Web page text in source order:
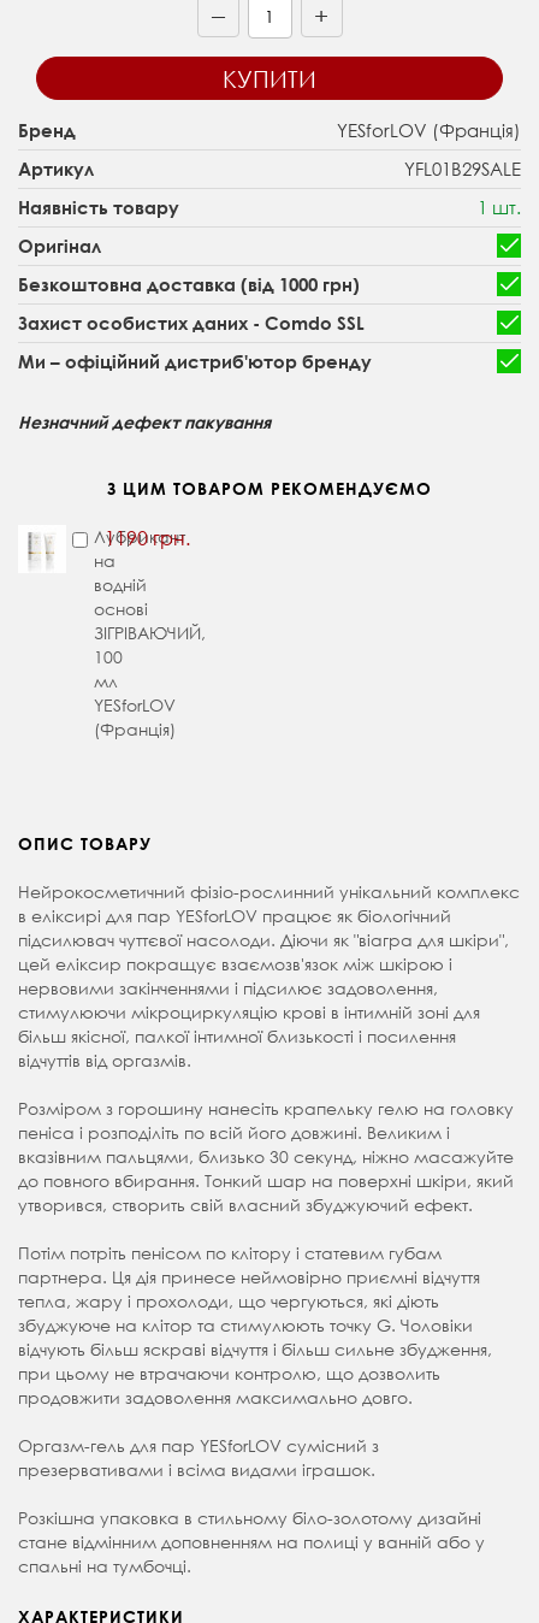
— +
КУПИТИ
Бренд YESforLOV (Франція)
Артикул YFL01B29SALE
Наявність товару 1 шт.
Оригінал
Безкоштовна доставка (від 1000 грн)
Захист особистих даних - Comdo SSL
Ми – офіційний дистриб'ютор бренду
Незначний дефект пакування
З ЦИМ ТОВАРОМ РЕКОМЕНДУЄМО
Лубрикант
на
водній
основі
ЗІГРІВАЮЧИЙ,
100
мл
YESforLOV
(Франція)
1190 грн.
ОПИС ТОВАРУ
Нейрокосметичний фізіо-рослинний унікальний комплекс
в еліксирі для пар YESforLOV працює як біологічний
підсилювач чуттєвої насолоди. Діючи як "віагра для шкіри",
цей еліксир покращує взаємозв'язок між шкірою і
нервовими закінченнями і підсилює задоволення,
стимулюючи мікроциркуляцію крові в інтимній зоні для
більш якісної, палкої інтимної близькості і посилення
відчуттів від оргазмів.
Розміром з горошину нанесіть крапельку гелю на головку
пеніса і розподіліть по всій його довжині. Великим і
вказівним пальцями, близько 30 секунд, ніжно масажуйте
до повного вбирання. Тонкий шар на поверхні шкіри, який
утворився, створить свій власний збуджуючий ефект.
Потім потріть пенісом по клітору і статевим губам
партнера. Ця дія принесе неймовірно приємні відчуття
тепла, жару і прохолоди, що чергуються, які діють
збуджуюче на клітор та стимулюють точку G. Чоловіки
відчують більш яскраві відчуття і більш сильне збудження,
при цьому не втрачаючи контролю, що дозволить
продовжити задоволення максимально довго.
Оргазм-гель для пар YESforLOV сумісний з
презервативами і всіма видами іграшок.
Розкішна упаковка в стильному біло-золотому дизайні
стане відмінним доповненням на полиці у ванній або у
спальні на тумбочці.
ХАРАКТЕРИСТИКИ